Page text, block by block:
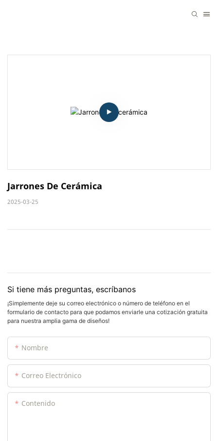
Jarrones De Cerámica
2025-03-25
Si tiene más preguntas, escríbanos
¡Simplemente deje su correo electrónico o número de teléfono en el
formulario de contacto para que podamos enviarle una cotización gratuita
para nuestra amplia gama de diseños!
Nombre
Correo Electrónico
Contenido